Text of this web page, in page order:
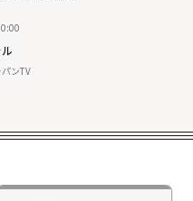
ンTV